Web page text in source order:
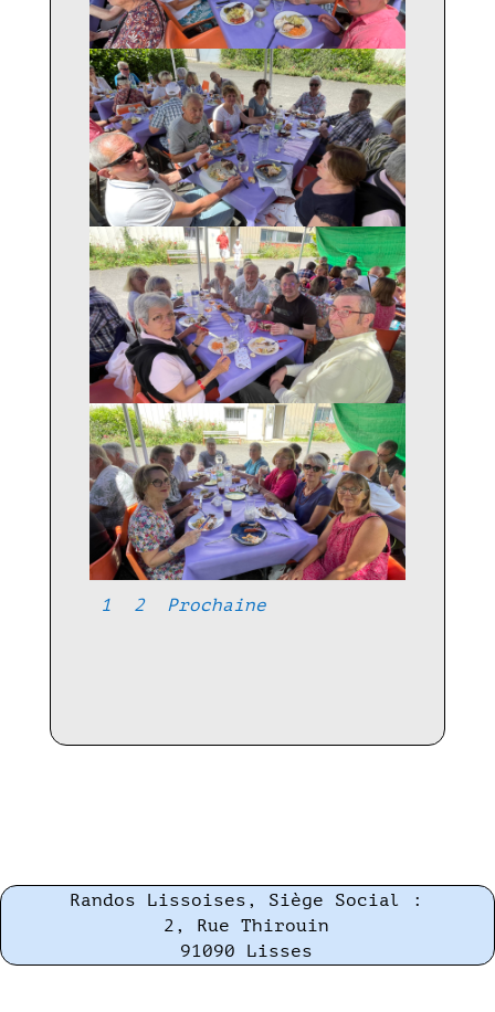
1 2 Prochaine
Randos Lissoises, Siège Social :
2, Rue Thirouin
91090 Lisses